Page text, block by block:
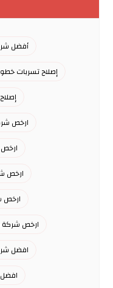
أفضل
إصلاح تسربات
ارخص
ارخص
ارخص
ارخص شركة
افضل